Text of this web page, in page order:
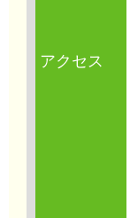
アクセス